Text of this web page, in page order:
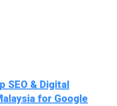
SEO & Digital
for Google